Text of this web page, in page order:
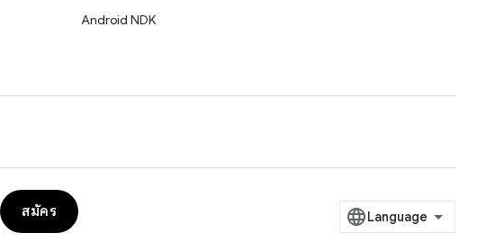
Android NDK
สมัคร